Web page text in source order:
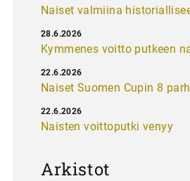
Naiset valmiina
Kymmenes voitto putkeen
28.6.2026
Naiset Suomen Cupin 8
22.6.2026
Naisten voittoputki venyy
22.6.2026
Arkistot